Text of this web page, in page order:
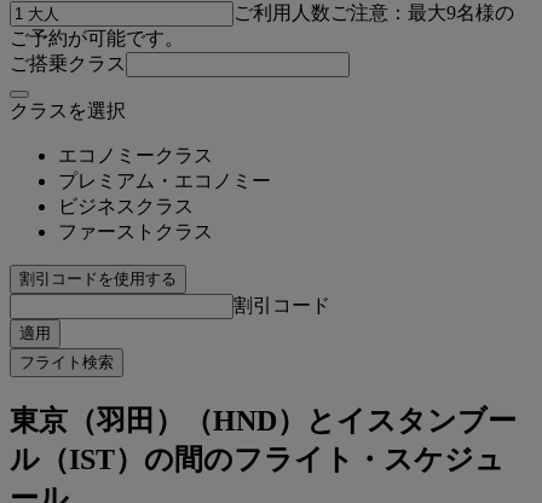
ご利用人数ご注意：最大9名様の
ご予約が可能です。
ご搭乗クラス
クラスを選択
エコノミークラス
プレミアム・エコノミー
ビジネスクラス
ファーストクラス
割引コードを使用する
割引コード
適用
フライト検索
東京（羽田）（HND）とイスタンブー
ル（IST）の間のフライト・スケジュ